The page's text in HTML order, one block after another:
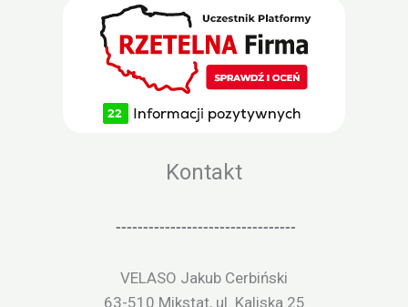
Kontakt
---------------------------------
VELASO Jakub Cerbiński
63-510 Mikstat, ul. Kaliska 25